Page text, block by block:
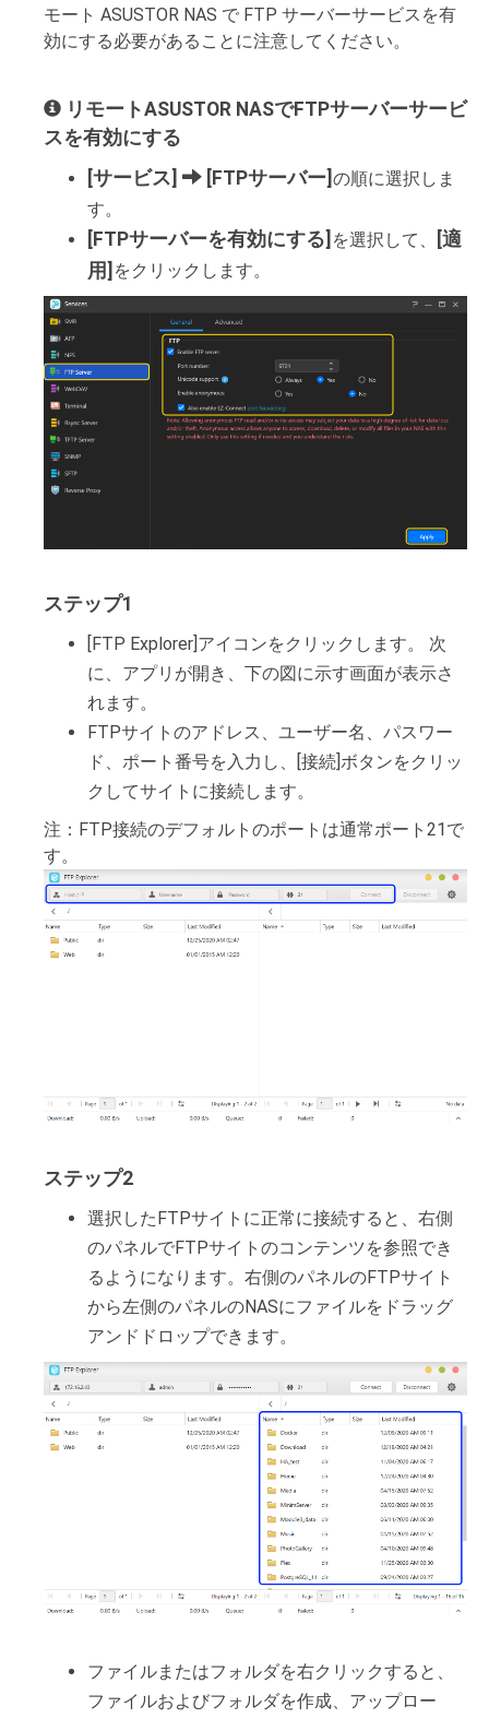
モート ASUSTOR NAS で FTP サーバーサービスを有
効にする必要があることに注意してください。
リモートASUSTOR NASでFTPサーバーサービ
スを有効にする
[サービス]
[FTPサーバー] の順に選択しま
す。
[FTPサーバーを有効にする] を選択して、 [適
用] をクリックします。
ステップ1
[FTP Explorer]アイコンをクリックします。 次
に、アプリが開き、下の図に示す画面が表示さ
れます。
FTPサイトのアドレス、ユーザー名、パスワー
ド、ポート番号を入力し、[接続]ボタンをクリッ
クしてサイトに接続します。
注：FTP接続のデフォルトのポートは通常ポート21で
す。
ステップ2
選択したFTPサイトに正常に接続すると、右側
のパネルでFTPサイトのコンテンツを参照でき
るようになります。右側のパネルのFTPサイト
から左側のパネルのNASにファイルをドラッグ
アンドドロップできます。
ファイルまたはフォルダを右クリックすると、
ファイルおよびフォルダを作成、アップロー